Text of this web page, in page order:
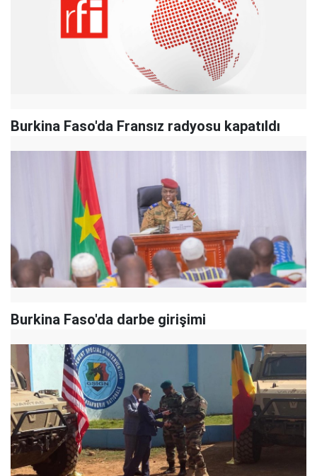
Burkina Faso'da Fransız radyosu kapatıldı
Burkina Faso'da darbe girişimi